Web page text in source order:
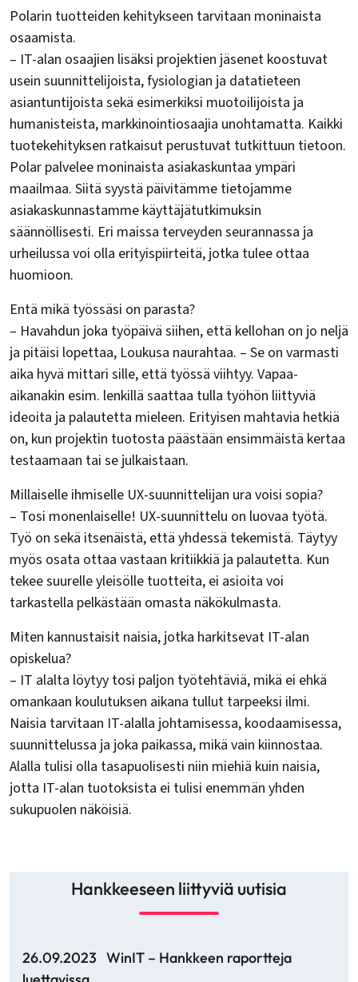
Polarin tuotteiden kehitykseen tarvitaan moninaista
osaamista.
– IT-alan osaajien lisäksi projektien jäsenet koostuvat
usein suunnittelijoista, fysiologian ja datatieteen
asiantuntijoista sekä esimerkiksi muotoilijoista ja
humanisteista, markkinointiosaajia unohtamatta. Kaikki
tuotekehityksen ratkaisut perustuvat tutkittuun tietoon.
Polar palvelee moninaista asiakaskuntaa ympäri
maailmaa. Siitä syystä päivitämme tietojamme
asiakaskunnastamme käyttäjätutkimuksin
säännöllisesti. Eri maissa terveyden seurannassa ja
urheilussa voi olla erityispiirteitä, jotka tulee ottaa
huomioon.
Entä mikä työssäsi on parasta?
– Havahdun joka työpäivä siihen, että kellohan on jo neljä
ja pitäisi lopettaa, Loukusa naurahtaa. – Se on varmasti
aika hyvä mittari sille, että työssä viihtyy. Vapaa-
aikanakin esim. lenkillä saattaa tulla työhön liittyviä
ideoita ja palautetta mieleen. Erityisen mahtavia hetkiä
on, kun projektin tuotosta päästään ensimmäistä kertaa
testaamaan tai se julkaistaan.
Millaiselle ihmiselle UX-suunnittelijan ura voisi sopia?
– Tosi monenlaiselle! UX-suunnittelu on luovaa työtä.
Työ on sekä itsenäistä, että yhdessä tekemistä. Täytyy
myös osata ottaa vastaan kritiikkiä ja palautetta. Kun
tekee suurelle yleisölle tuotteita, ei asioita voi
tarkastella pelkästään omasta näkökulmasta.
Miten kannustaisit naisia, jotka harkitsevat IT-alan
opiskelua?
– IT alalta löytyy tosi paljon työtehtäviä, mikä ei ehkä
omankaan koulutuksen aikana tullut tarpeeksi ilmi.
Naisia tarvitaan IT-alalla johtamisessa, koodaamisessa,
suunnittelussa ja joka paikassa, mikä vain kiinnostaa.
Alalla tulisi olla tasapuolisesti niin miehiä kuin naisia,
jotta IT-alan tuotoksista ei tulisi enemmän yhden
sukupuolen näköisiä.
Hankkeeseen liittyviä uutisia
26.09.2023 WinIT – Hankkeen raportteja